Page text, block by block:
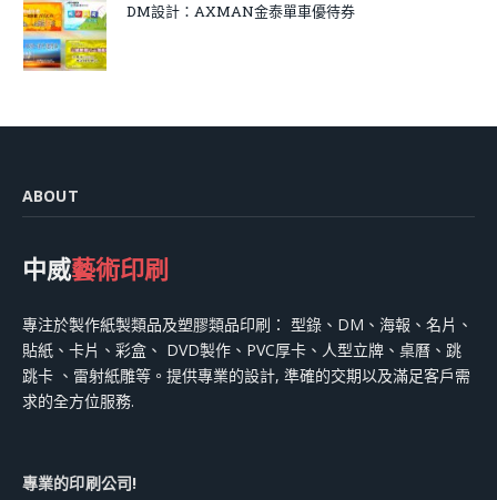
DM設計：AXMAN金泰單車優待券
ABOUT
中威藝術印刷
專注於製作紙製類品及塑膠類品印刷： 型錄、DM、海報、名片、
貼紙、卡片、彩盒、 DVD製作、PVC厚卡、人型立牌、桌曆、跳
跳卡 、雷射紙雕等。提供專業的設計, 準確的交期以及滿足客戶需
求的全方位服務.
專業的印刷公司!